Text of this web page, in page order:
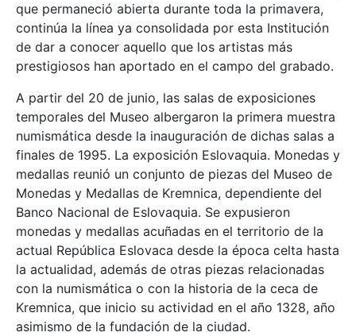
que permaneció abierta durante toda la primavera,
continúa la línea ya consolidada por esta Institución
de dar a conocer aquello que los artistas más
prestigiosos han aportado en el campo del grabado.
A partir del 20 de junio, las salas de exposiciones
temporales del Museo albergaron la primera muestra
numismática desde la inauguración de dichas salas a
finales de 1995. La exposición Eslovaquia. Monedas y
medallas reunió un conjunto de piezas del Museo de
Monedas y Medallas de Kremnica, dependiente del
Banco Nacional de Eslovaquia. Se expusieron
monedas y medallas acuñadas en el territorio de la
actual República Eslovaca desde la época celta hasta
la actualidad, además de otras piezas relacionadas
con la numismática o con la historia de la ceca de
Kremnica, que inicio su actividad en el año 1328, año
asimismo de la fundación de la ciudad.